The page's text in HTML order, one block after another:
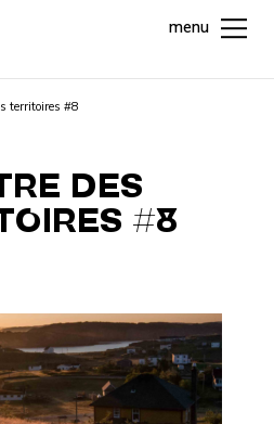
menu
territoires #8
DES
#8